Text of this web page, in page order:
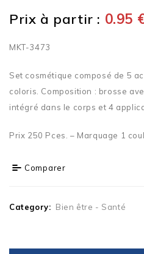
Prix à partir : 0.95
MKT-3473
Set cosmétique composé de 5
coloris. Composition : brosse
intégré dans le corps et 4
Prix 250 Pces. – Marquage 1
Comparer
Category: Bien être - Santé